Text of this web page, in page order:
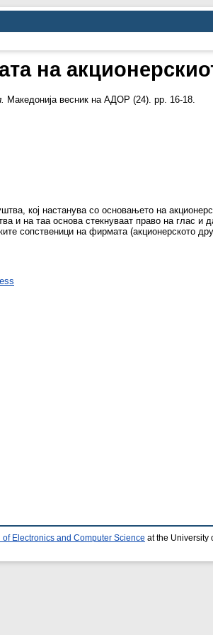
на
Македонија весник на АДОР (24). pp. 16-18.
кој настанува со основањето на
и на таа основа стекнуваат право на глас
сопственици на фирмата (акционерското
of Electronics and Computer Science at the University